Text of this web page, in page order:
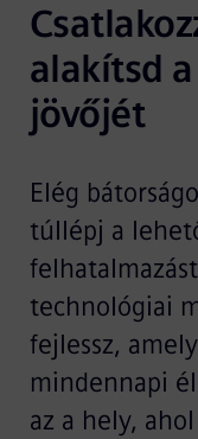
alakítsd
jövőjét
Elég
túllépj a
technológiai
fejlessz,
mindennapi
az a hely,